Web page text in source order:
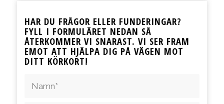
HAR DU FRÅGOR ELLER FUNDERINGAR?
FYLL I FORMULÄRET NEDAN SÅ
ÅTERKOMMER VI SNARAST. VI SER FRAM
EMOT ATT HJÄLPA DIG PÅ VÄGEN MOT
DITT KÖRKORT!